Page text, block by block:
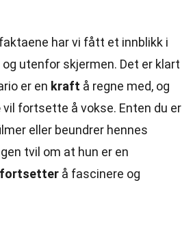
har vi fått et innblikk i
og utenfor skjermen. Det er klart
er en kraft å regne med, og
vil fortsette å vokse. Enten du er
eller beundrer hennes
tvil om at hun er en
fortsetter å fascinere og